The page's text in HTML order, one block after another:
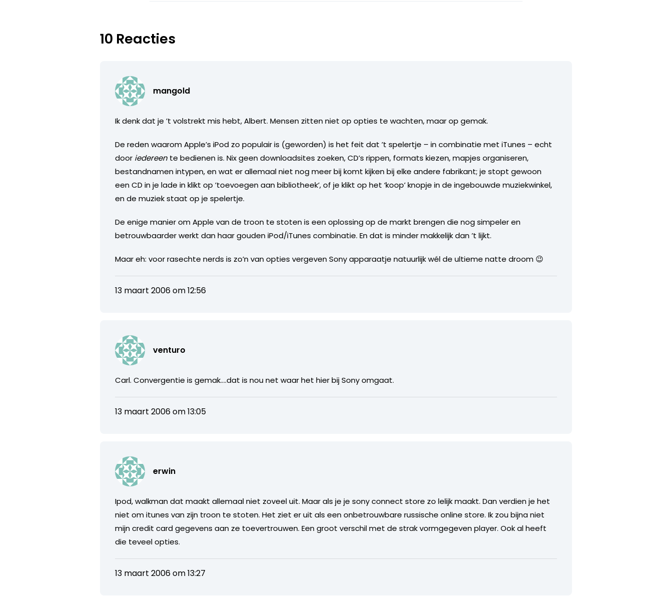
10 Reacties
mangold
Ik denk dat je ’t volstrekt mis hebt, Albert. Mensen zitten niet op opties te wachten, maar op gemak.
De reden waarom Apple’s iPod zo populair is (geworden) is het feit dat ’t spelertje – in combinatie met iTunes – echt
door iedereen te bedienen is. Nix geen downloadsites zoeken, CD’s rippen, formats kiezen, mapjes organiseren,
bestandnamen intypen, en wat er allemaal niet nog meer bij komt kijken bij elke andere fabrikant; je stopt gewoon
een CD in je lade in klikt op ’toevoegen aan bibliotheek’, of je klikt op het ‘koop’ knopje in de ingebouwde muziekwinkel,
en de muziek staat op je spelertje.
De enige manier om Apple van de troon te stoten is een oplossing op de markt brengen die nog simpeler en
betrouwbaarder werkt dan haar gouden iPod/iTunes combinatie. En dat is minder makkelijk dan ’t lijkt.
Maar eh: voor rasechte nerds is zo’n van opties vergeven Sony apparaatje natuurlijk wél de ultieme natte droom 😉
13 maart 2006 om 12:56
venturo
Carl. Convergentie is gemak….dat is nou net waar het hier bij Sony omgaat.
13 maart 2006 om 13:05
erwin
Ipod, walkman dat maakt allemaal niet zoveel uit. Maar als je je sony connect store zo lelijk maakt. Dan verdien je het
niet om itunes van zijn troon te stoten. Het ziet er uit als een onbetrouwbare russische online store. Ik zou bijna niet
mijn credit card gegevens aan ze toevertrouwen. Een groot verschil met de strak vormgegeven player. Ook al heeft
die teveel opties.
13 maart 2006 om 13:27